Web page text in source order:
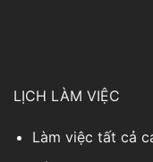
LỊCH LÀM VIỆC
Làm việc tất cả